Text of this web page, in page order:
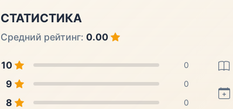
СТАТИСТИКА
Средний рейтинг: 0.00
10 0
9 0
8 0